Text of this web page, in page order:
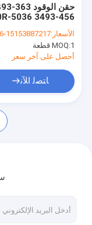
طلب اقتباس
دلفي حاقن الوقود
حاقن الوقود من Cat
حاقن آخر
حقن
حقن السكك الحديدية
الشائعة 3630493
4563493 20R5036
الأسعار:WeChat: +86-15153887217
MOQ:1 قطعة
أحصل على آخر سعر
ﺎﺘﺼﻟ ﺍﻶﻧ